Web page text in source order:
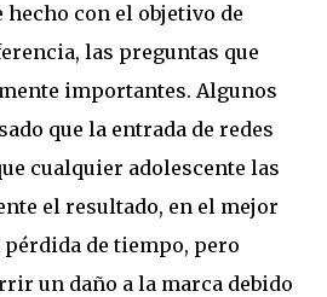
hecho con el objetivo de
las preguntas que
importantes. Algunos
que la entrada de redes
cualquier adolescente las
el resultado, en el mejor
pérdida de tiempo, pero
un daño a la marca debido